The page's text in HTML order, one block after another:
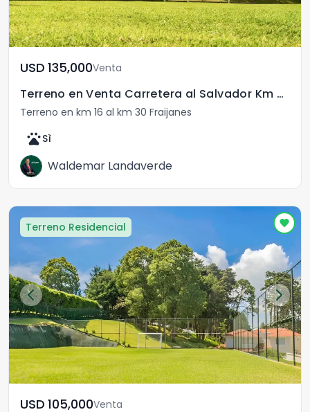
USD	135,000Venta
Terreno en Venta Carretera al Salvador Km 22.3
Terreno en km 16 al km 30 Fraijanes
petsSì
Waldemar Landaverde
Terreno Residencial
USD	105,000Venta